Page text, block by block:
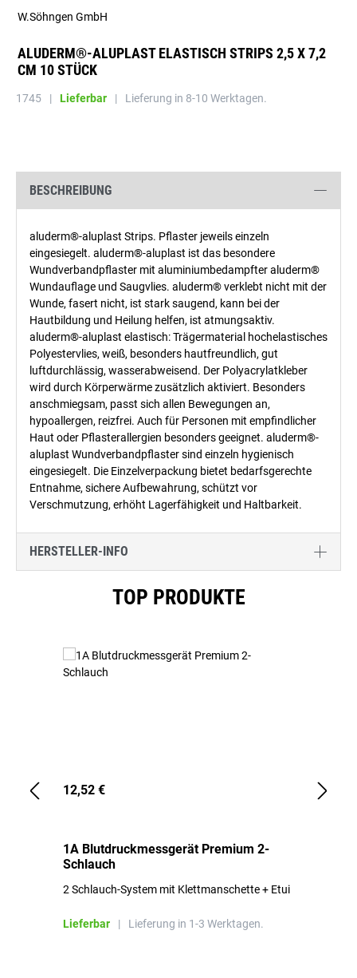
ALUDERM®-ALUPLAST ELASTISCH STRIPS 2,5 X 7,2
CM 10 STÜCK
W.Söhngen GmbH
1745 | Lieferbar | Lieferung in 8-10 Werktagen.
BESCHREIBUNG
aluderm®-aluplast Strips. Pflaster jeweils einzeln
eingesiegelt. aluderm®-aluplast ist das besondere
Wundverbandpflaster mit aluminiumbedampfter aluderm®
Wundauflage und Saugvlies. aluderm® verklebt nicht mit der
Wunde, fasert nicht, ist stark saugend, kann bei der
Hautbildung und Heilung helfen, ist atmungsaktiv.
aluderm®-aluplast elastisch: Trägermaterial hochelastisches
Polyestervlies, weiß, besonders hautfreundlich, gut
luftdurchlässig, wasserabweisend. Der Polyacrylatkleber
wird durch Körperwärme zusätzlich aktiviert. Besonders
anschmiegsam, passt sich allen Bewegungen an,
hypoallergen, reizfrei. Auch für Personen mit empfindlicher
Haut oder Pflasterallergien besonders geeignet. aluderm®-
aluplast Wundverbandpflaster sind einzeln hygienisch
eingesiegelt. Die Einzelverpackung bietet bedarfsgerechte
Entnahme, sichere Aufbewahrung, schützt vor
Verschmutzung, erhöht Lagerfähigkeit und Haltbarkeit.
HERSTELLER-INFO
TOP PRODUKTE
12,52 €
1A Blutdruckmessgerät Premium 2-
Schlauch
2 Schlauch-System mit Klettmanschette + Etui
Lieferbar | Lieferung in 1-3 Werktagen.